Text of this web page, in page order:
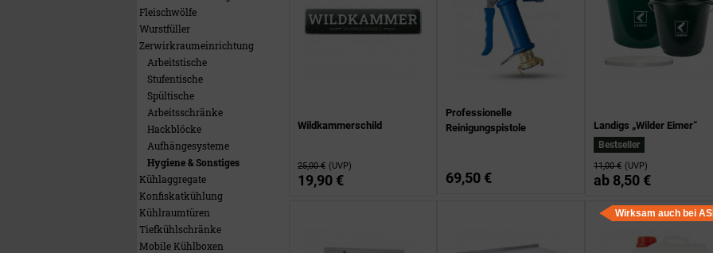
Fleischwölfe
Wurstfüller
Zerwirkraumeinrichtung
Arbeitstische
Stufentische
Spültische
Arbeitsschränke
Hackblöcke
Aufhängesysteme
Hygiene & Sonstiges
Kühlaggregate
Konfiskatkühlung
Kühlraumtüren
Tiefkühlschränke
Mobile Kühlboxen
Wildkammerschild
25,00 € (UVP)
19,90 €
Professionelle
Reinigungspistole
69,50 €
Landigs „Wilder Eimer“
Bestseller
11,00 € (UVP)
ab 8,50 €
Wirksam auch bei